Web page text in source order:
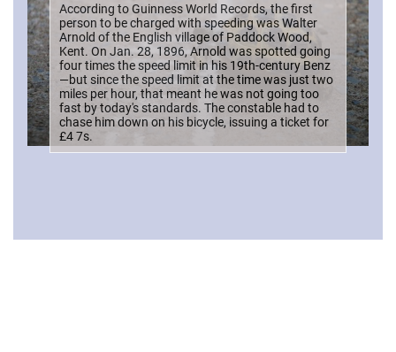
According to Guinness World Records, the first
person to be charged with speeding was Walter
Arnold of the English village of Paddock Wood,
Kent. On Jan. 28, 1896, Arnold was spotted going
four times the speed limit in his 19th-century Benz
—but since the speed limit at the time was just two
miles per hour, that meant he was not going too
fast by today's standards. The constable had to
chase him down on his bicycle, issuing a ticket for
£4 7s.